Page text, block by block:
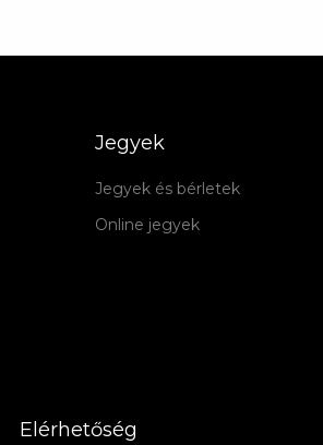
Jegyek
Jegyek és bérletek
Online jegyek
Elérhetőség